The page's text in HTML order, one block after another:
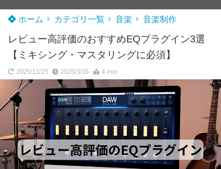
ホーム カテゴリ一覧 音楽 音楽制作
レビュー高評価のおすすめEQプラグイン3選
【ミキシング・マスタリングに必須】
2025/11/23 2025/3/16 4 min